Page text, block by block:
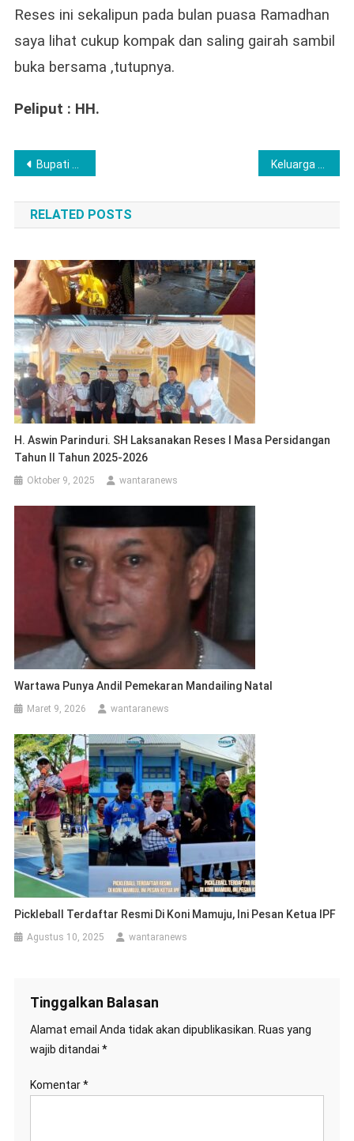
Reses ini sekalipun pada bulan puasa Ramadhan
saya lihat cukup kompak dan saling gairah sambil
buka bersama ,tutupnya.
Peliput : HH.
Navigasi
pos
Bupati dan Wakil Bupati Labuhanbatu Gelar Safari Ramadhan Hari Kedua di Panai Tengah
RELATED POSTS
H. Aswin Parinduri. SH Laksanakan Reses I Masa Persidangan
Tahun II Tahun 2025-2026
Oktober 9, 2025 wantaranews
Wartawa Punya Andil Pemekaran Mandailing Natal
Maret 9, 2026 wantaranews
Pickleball Terdaftar Resmi Di Koni Mamuju, Ini Pesan Ketua IPF
Agustus 10, 2025 wantaranews
Tinggalkan Balasan
Alamat email Anda tidak akan dipublikasikan. Ruas yang
wajib ditandai *
Komentar*